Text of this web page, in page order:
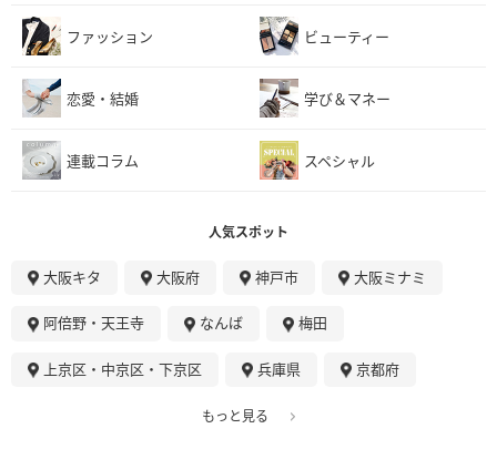
ファッション ビューティー
恋愛・結婚 学び＆マネー
連載コラム スペシャル
人気スポット
大阪キタ 大阪府 神戸市 大阪ミナミ
阿倍野・天王寺 なんば 梅田
上京区・中京区・下京区 兵庫県 京都府
もっと見る